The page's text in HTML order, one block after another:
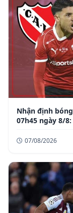
Nhận định
07h45 ngày 8/
07/08/2026